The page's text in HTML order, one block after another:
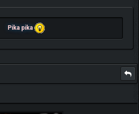
Pika pika